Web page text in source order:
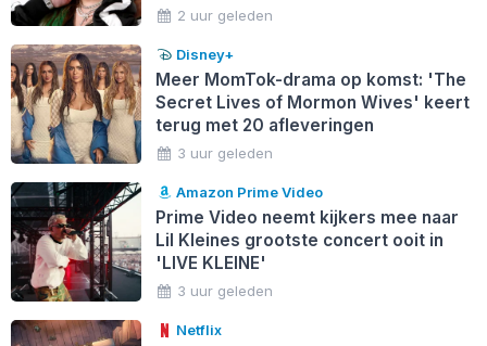
2 uur geleden
Disney+
Meer MomTok-drama op komst: 'The
Secret Lives of Mormon Wives' keert
terug met 20 afleveringen
3 uur geleden
Amazon Prime Video
Prime Video neemt kijkers mee naar
Lil Kleines grootste concert ooit in
'LIVE KLEINE'
3 uur geleden
Netflix